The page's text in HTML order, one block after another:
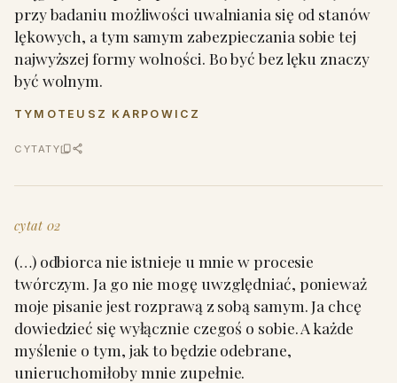
przy badaniu możliwości uwalniania się od stanów
lękowych, a tym samym zabezpieczania sobie tej
najwyższej formy wolności. Bo być bez lęku znaczy
być wolnym.
TYMOTEUSZ KARPOWICZ
CYTATY
cytat 02
(…) odbiorca nie istnieje u mnie w procesie
twórczym. Ja go nie mogę uwzględniać, ponieważ
moje pisanie jest rozprawą z sobą samym. Ja chcę
dowiedzieć się wyłącznie czegoś o sobie. A każde
myślenie o tym, jak to będzie odebrane,
unieruchomiłoby mnie zupełnie.